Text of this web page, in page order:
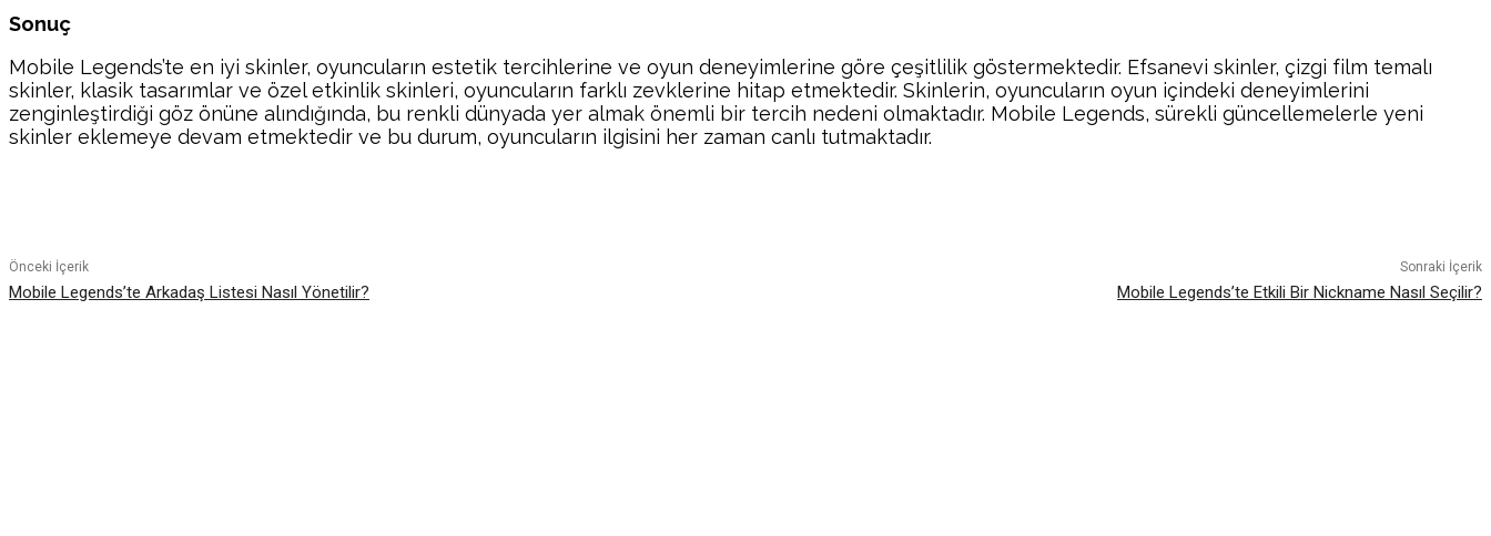
Sonuç
Mobile Legends’te en iyi skinler, oyuncuların estetik tercihlerine ve oyun deneyimlerine göre çeşitlilik göstermektedir. Efsanevi skinler, çizgi film temalı
skinler, klasik tasarımlar ve özel etkinlik skinleri, oyuncuların farklı zevklerine hitap etmektedir. Skinlerin, oyuncuların oyun içindeki deneyimlerini
zenginleştirdiği göz önüne alındığında, bu renkli dünyada yer almak önemli bir tercih nedeni olmaktadır. Mobile Legends, sürekli güncellemelerle yeni
skinler eklemeye devam etmektedir ve bu durum, oyuncuların ilgisini her zaman canlı tutmaktadır.
Önceki İçerik
Mobile Legends’te Arkadaş Listesi Nasıl Yönetilir?
Sonraki İçerik
Mobile Legends’te Etkili Bir Nickname Nasıl Seçilir?